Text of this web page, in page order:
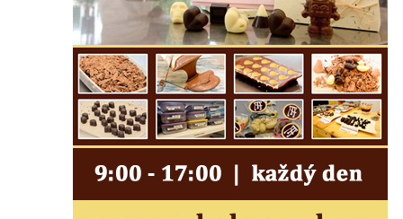
Hrobčicích
Kaple svatého Vavřince v Mirošovicích
Márnice na hřbitově v Račicích
Márnice na hřbitově v Dobříni
Kaple v Bezděkově
Kaple Nejsvětější Trojice v centru Liběšic
Výklenková kaple na rozcestí na jižním
okraji Liběšic